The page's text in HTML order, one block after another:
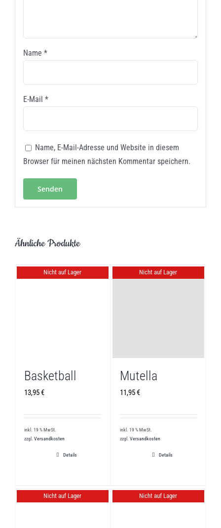
Name *
E-Mail *
Name, E-Mail-Adresse und Website in diesem
Browser für meinen nächsten Kommentar speichern.
Ähnliche Produkte
Nicht auf Lager
Basketball
13,95€
inkl. 19 % MwSt.
zzgl. Versandkosten
Details
Nicht auf Lager
Mutella
11,95€
inkl. 19 % MwSt.
zzgl. Versandkosten
Details
Nicht auf Lager Nicht auf Lager